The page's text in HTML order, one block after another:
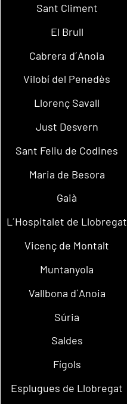
Sant Climent
El Brull
Cabrera d´Anoia
Vilobí del Penedès
Llorenç Savall
Just Desvern
Sant Feliu de Codines
Maria de Besora
Gaià
L´Hospitalet de Llobregat
Vicenç de Montalt
Muntanyola
Vallbona d´Anoia
Súria
Saldes
Fígols
Esplugues de Llobregat